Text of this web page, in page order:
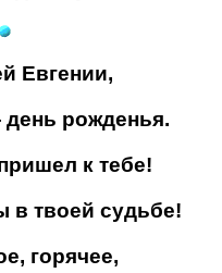
Евгении,
рожденья.
к тебе!
в твоей судьбе!
горячее,